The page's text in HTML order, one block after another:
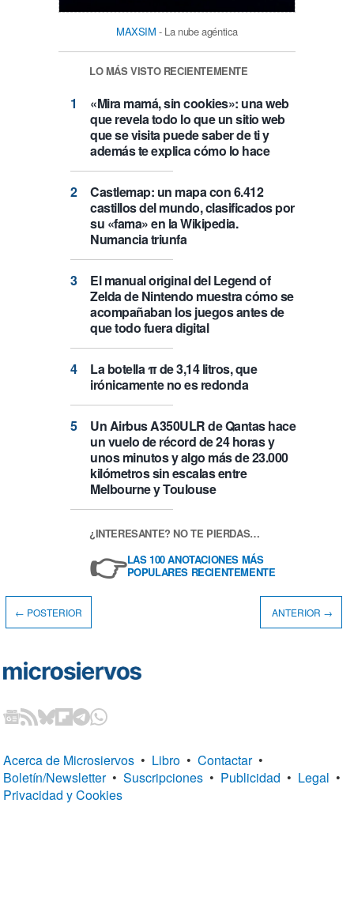
MAXSIM - La nube agéntica
LO MÁS VISTO RECIENTEMENTE
«Mira mamá, sin cookies»: una web
que revela todo lo que un sitio web
que se visita puede saber de ti y
además te explica cómo lo hace
Castlemap: un mapa con 6.412
castillos del mundo, clasificados por
su «fama» en la Wikipedia.
Numancia triunfa
El manual original del Legend of
Zelda de Nintendo muestra cómo se
acompañaban los juegos antes de
que todo fuera digital
La botella π de 3,14 litros, que
irónicamente no es redonda
Un Airbus A350ULR de Qantas hace
un vuelo de récord de 24 horas y
unos minutos y algo más de 23.000
kilómetros sin escalas entre
Melbourne y Toulouse
¿INTERESANTE? NO TE PIERDAS…
👉LAS 100 ANOTACIONES MÁS
POPULARES RECIENTEMENTE
← POSTERIOR ANTERIOR →
Acerca de Microsiervos • Libro • Contactar •
Boletín/Newsletter • Suscripciones • Publicidad • Legal •
Privacidad y Cookies